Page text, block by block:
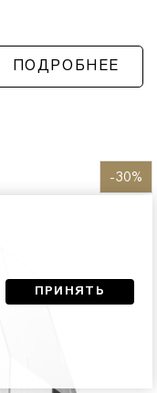
ПОДРОБНЕЕ
-30%
ПРИНЯТЬ